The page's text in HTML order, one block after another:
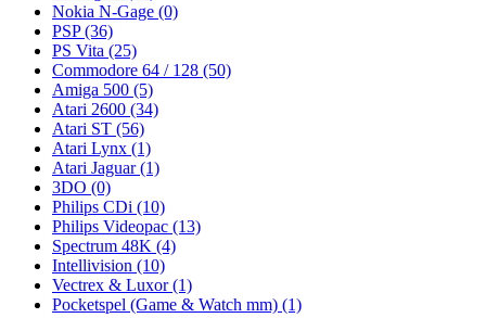
Nokia N-Gage (0)
PSP(36)
PS Vita (25)
Commodore 64 / 128 (50)
Amiga 500 (5)
Atari 2600 (34)
Atari ST (56)
Atari Lynx (1)
Atari Jaguar(1)
3DO (0)
Philips CDi (10)
Philips Videopac (13)
Spectrum 48K (4)
Intellivision (10)
Vectrex & Luxor(1)
Pocketspel (Game & Watch mm) (1)